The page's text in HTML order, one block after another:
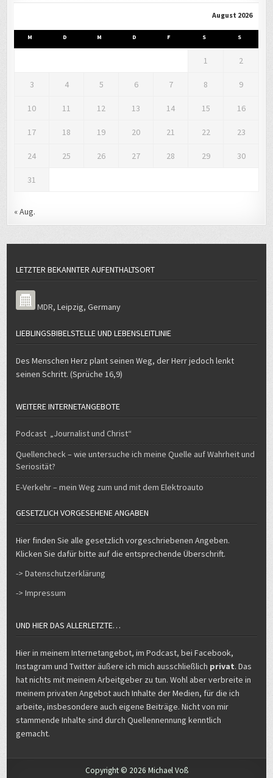
August 2026
M D M D F S S
1 2
3 4 5 6 7 8 9
10 11 12 13 14 15 16
17 18 19 20 21 22 23
24 25 26 27 28 29 30
31
« Aug.
LETZTER BEKANNTER AUFENTHALTSORT
MDR,Leipzig,Germany
LIEBLINGSBIBELSTELLE UND LEBENSLEITLINIE
Des Menschen Herz plant seinen Weg, der Herr jedoch lenkt
seinen Schritt. (Sprüche 16,9)
WEITERE INTERNETANGEBOTE
Podcast „Journalist und Christ“
Quellencheck – wie untersuche ich meine Quelle auf Wahrheit und
Seriosität?
E-Verkehr – mein Weg zum und mit dem Elektroauto
GESETZLICH VORGESEHENE ANGABEN
Hier finden Sie alle gesetzlich vorgeschriebenen Angeben.
Klicken Sie dafür bitte auf die entsprechende Überschrift.
-> Datenschutzerklärung
-> Impressum
UND HIER DAS ALLERLETZTE…
Hier in meinem Internetangebot, im Podcast, bei Facebook,
Instagram und Twitter äußere ich mich ausschließlich privat. Das
hat nichts mit meinem Arbeitgeber zu tun. Wohl aber verbreite in
meinem privaten Angebot auch Inhalte der Medien, für die ich
arbeite, insbesondere auch eigene Beiträge. Nicht von mir
stammende Inhalte sind durch Quellennennung kenntlich
gemacht.
Copyright © 2026 Michael Voß